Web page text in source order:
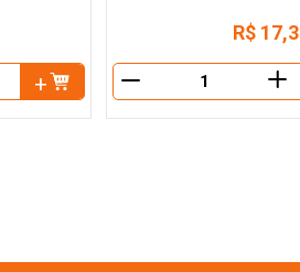
R$ 17,
＋